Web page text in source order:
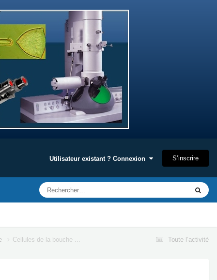
Utilisateur existant ? Connexion S’inscrire
Toute l’activité
Cellules de la bouche ...